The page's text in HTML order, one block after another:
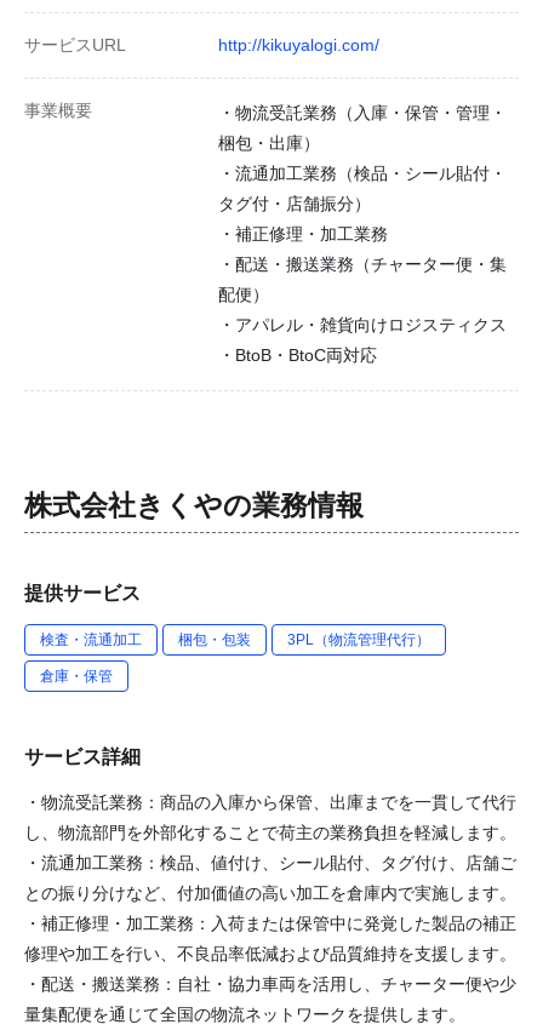
サービスURL http://kikuyalogi.com/
事業概要
・物流受託業務（入庫・保管・管理・
梱包・出庫）
・流通加工業務（検品・シール貼付・
タグ付・店舗振分）
・補正修理・加工業務
・配送・搬送業務（チャーター便・集
配便）
・アパレル・雑貨向けロジスティクス
・BtoB・BtoC両対応
株式会社きくやの業務情報
提供サービス
検査・流通加工 梱包・包装 3PL（物流管理代行）
倉庫・保管
サービス詳細
・物流受託業務：商品の入庫から保管、出庫までを一貫して代行
し、物流部門を外部化することで荷主の業務負担を軽減します。
・流通加工業務：検品、値付け、シール貼付、タグ付け、店舗ご
との振り分けなど、付加価値の高い加工を倉庫内で実施します。
・補正修理・加工業務：入荷または保管中に発覚した製品の補正
修理や加工を行い、不良品率低減および品質維持を支援します。
・配送・搬送業務：自社・協力車両を活用し、チャーター便や少
量集配便を通じて全国の物流ネットワークを提供します。